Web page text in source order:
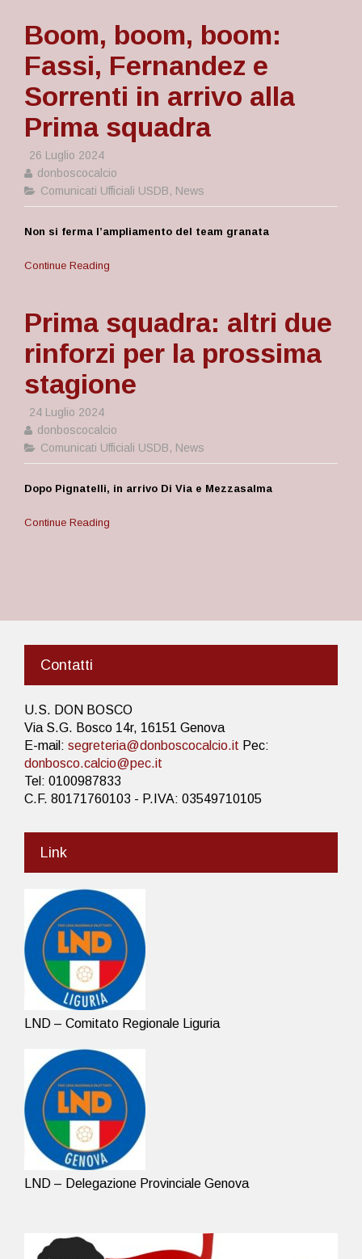
Boom, boom, boom:
Fassi, Fernandez e
Sorrenti in arrivo alla
Prima squadra
26 Luglio 2024
donboscocalcio
Comunicati Ufficiali USDB, News
Non si ferma l’ampliamento del team granata
Continue Reading
Prima squadra: altri due
rinforzi per la prossima
stagione
24 Luglio 2024
donboscocalcio
Comunicati Ufficiali USDB, News
Dopo Pignatelli, in arrivo Di Via e Mezzasalma
Continue Reading
Contatti
U.S. DON BOSCO
Via S.G. Bosco 14r, 16151 Genova
E-mail: segreteria@donboscocalcio.it Pec:
donbosco.calcio@pec.it
Tel: 0100987833
C.F. 80171760103 - P.IVA: 03549710105
Link
LND – Comitato Regionale Liguria
LND – Delegazione Provinciale Genova